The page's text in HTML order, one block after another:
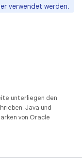
verwendet werden.
unterliegen den
Java und
von Oracle